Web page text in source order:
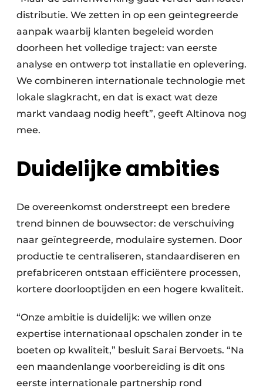
distributie. We zetten in op een geïntegreerde
aanpak waarbij klanten begeleid worden
doorheen het volledige traject: van eerste
analyse en ontwerp tot installatie en oplevering.
We combineren internationale technologie met
lokale slagkracht, en dat is exact wat deze
markt vandaag nodig heeft”, geeft Altinova nog
mee.
Duidelijke ambities
De overeenkomst onderstreept een bredere
trend binnen de bouwsector: de verschuiving
naar geïntegreerde, modulaire systemen. Door
productie te centraliseren, standaardiseren en
prefabriceren ontstaan efficiëntere processen,
kortere doorlooptijden en een hogere kwaliteit.
“Onze ambitie is duidelijk: we willen onze
expertise internationaal opschalen zonder in te
boeten op kwaliteit,” besluit Sarai Bervoets. “Na
een maandenlange voorbereiding is dit ons
eerste internationale partnership rond